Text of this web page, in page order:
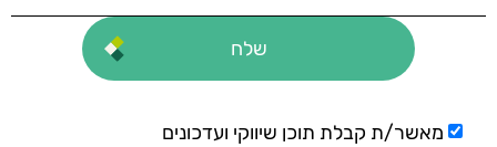
מאשר/ת קבלת תוכן שיווקי ועדכונים